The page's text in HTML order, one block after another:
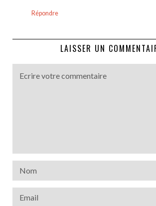
Répondre
LAISSER UN